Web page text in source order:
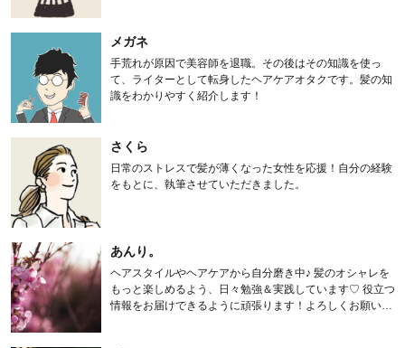
メガネ
手荒れが原因で美容師を退職。その後はその知識を使っ
て、ライターとして転身したヘアケアオタクです。髪の知
識をわかりやすく紹介します！
さくら
日常のストレスで髪が薄くなった女性を応援！自分の経験
をもとに、執筆させていただきました。
あんり。
ヘアスタイルやヘアケアから自分磨き中♪ 髪のオシャレを
もっと楽しめるよう、日々勉強＆実践しています♡ 役立つ
情報をお届けできるように頑張ります！よろしくお願いし